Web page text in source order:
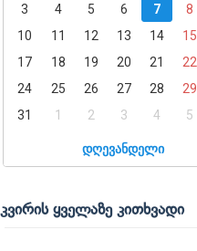
3
4 5 6 7 8
10
11 12 13 14 15
17
18 19 20 21 22
24
25 26 27 28 29
31
1 2 3 4 5
დღევანდელი
კვირის ყველაზე კითხვადი